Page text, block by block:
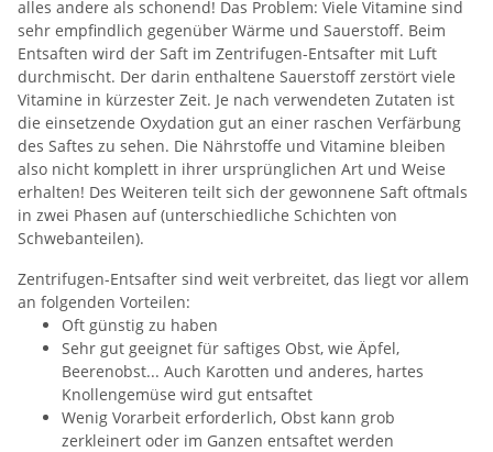
alles andere als schonend! Das Problem: Viele Vitamine sind
sehr empfindlich gegenüber Wärme und Sauerstoff. Beim
Entsaften wird der Saft im Zentrifugen-Entsafter mit Luft
durchmischt. Der darin enthaltene Sauerstoff zerstört viele
Vitamine in kürzester Zeit. Je nach verwendeten Zutaten ist
die einsetzende Oxydation gut an einer raschen Verfärbung
des Saftes zu sehen. Die Nährstoffe und Vitamine bleiben
also nicht komplett in ihrer ursprünglichen Art und Weise
erhalten! Des Weiteren teilt sich der gewonnene Saft oftmals
in zwei Phasen auf (unterschiedliche Schichten von
Schwebanteilen).
Zentrifugen-Entsafter sind weit verbreitet, das liegt vor allem
an folgenden Vorteilen:
Oft günstig zu haben
Sehr gut geeignet für saftiges Obst, wie Äpfel,
Beerenobst... Auch Karotten und anderes, hartes
Knollengemüse wird gut entsaftet
Wenig Vorarbeit erforderlich, Obst kann grob
zerkleinert oder im Ganzen entsaftet werden